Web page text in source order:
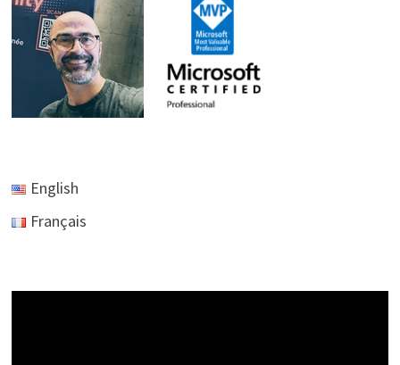
English
Français